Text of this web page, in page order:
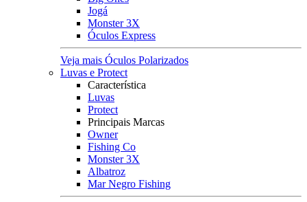
Jogá
Monster 3X
Óculos Express
Veja mais Óculos Polarizados
Luvas e Protect
Característica
Luvas
Protect
Principais Marcas
Owner
Fishing Co
Monster 3X
Albatroz
Mar Negro Fishing